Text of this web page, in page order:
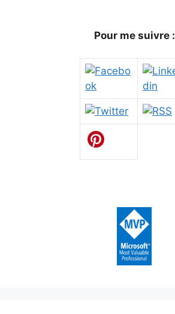
Pour me suivre :